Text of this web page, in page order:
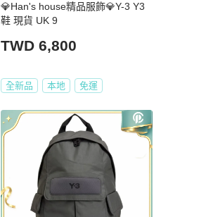
💎Han's house精品服飾💎Y-3 Y3
鞋 現貨 UK 9
TWD 6,800
全新品 本地 免運